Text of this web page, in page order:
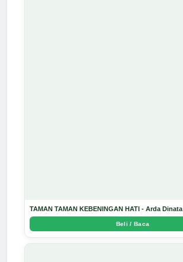
TAMAN TAMAN KEBENINGAN HATI - Arda Dinata
Beli / Baca